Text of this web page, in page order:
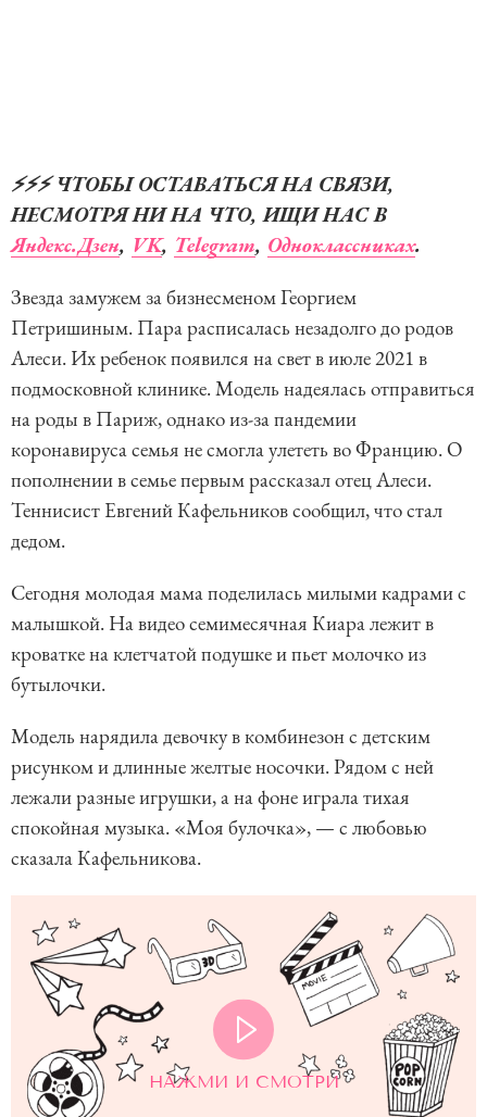
⚡️⚡️⚡️ ЧТОБЫ ОСТАВАТЬСЯ НА СВЯЗИ,
НЕСМОТРЯ НИ НА ЧТО, ИЩИ НАС В
Яндекс.Дзен, VK, Telegram, Одноклассниках.
Звезда замужем за бизнесменом Георгием
Петришиным. Пара расписалась незадолго до родов
Алеси. Их ребенок появился на свет в июле 2021 в
подмосковной клинике. Модель надеялась отправиться
на роды в Париж, однако из-за пандемии
коронавируса семья не смогла улететь во Францию. О
пополнении в семье первым рассказал отец Алеси.
Теннисист Евгений Кафельников сообщил, что стал
дедом.
Сегодня молодая мама поделилась милыми кадрами с
малышкой. На видео семимесячная Киара лежит в
кроватке на клетчатой подушке и пьет молочко из
бутылочки.
Модель нарядила девочку в комбинезон с детским
рисунком и длинные желтые носочки. Рядом с ней
лежали разные игрушки, а на фоне играла тихая
спокойная музыка. «Моя булочка», — с любовью
сказала Кафельникова.
НАЖМИ И СМОТРИ